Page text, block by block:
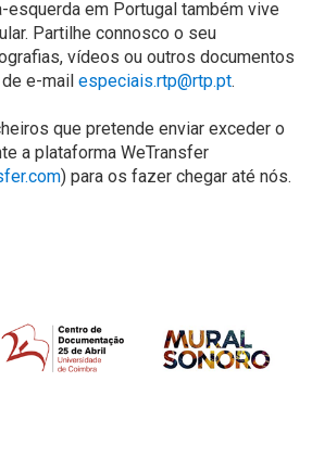
esquerda em Portugal também vive
Partilhe connosco o seu
vídeos ou outros documentos
e-mail especiais.rtp@rtp.pt.
que pretende enviar exceder o
a plataforma WeTransfer
) para os fazer chegar até nós.